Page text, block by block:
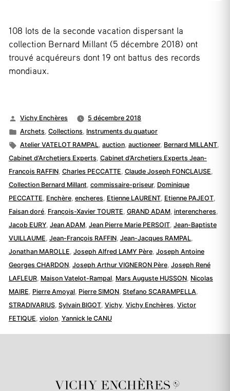
108 lots de la seconde vacation dispersant la
collection Bernard Millant (5 décembre 2018) ont
trouvé acquéreurs dont 19 ont battus des records
mondiaux.
Publié
par
Vichy Enchères
5 décembre 2018
Publié
dans
Archets ,Collections Instruments du quatuor
Étiquettes :
Atelier VATELOT RAMPAL ,auction ,auctioneer, Bernard MILLANT
Cabinet d’Archetiers Experts Cabinet d’Archetiers Experts Jean-
Francois RAFFIN, Charles PECCATTE Claude Joseph FONCLAUSE
Collection Bernard Millant commissaire-priseur, Dominique
PECCATTE Enchère, encheres Etienne LAURENT, Etienne PAJEOT,
Faisan doré, François-Xavier TOURTE GRAND ADAM, interencheres
Jacob EURY, Jean ADAM, Jean Pierre Marie PERSOIT, Jean-Baptiste
VUILLAUME Jean-François RAFFIN, Jean-Jacques RAMPAL
Jonathan MAROLLE Joseph Alfred LAMY Père, Joseph Antoine
Georges CHARDON, Joseph Arthur VIGNERON Père, Joseph René
LAFLEUR, Maison Vatelot-Rampal, Mars Auguste HUSSON, Nicolas
MAIRE Pierre Amoyal, Pierre SIMON, Stefano SCARAMPELLA
STRADIVARIUS, Sylvain BIGOT, Vichy, Vichy Enchères Victor
FETIQUE violon, Yannick le CANU